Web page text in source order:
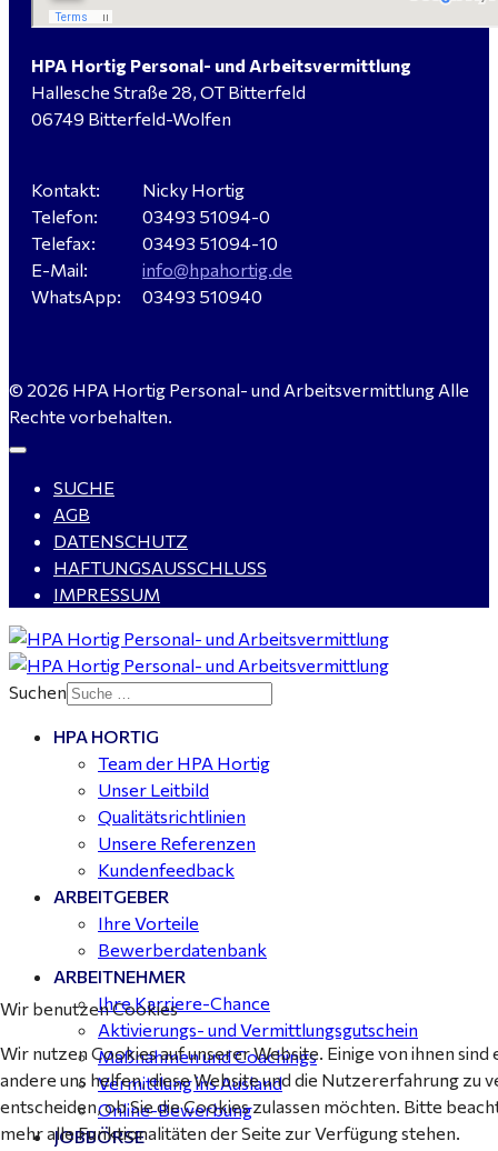
Planung / Überwachung - Bitterfeld-Wolfen
Hausmeister (m/w/d) für ein festes Objekt in
Verkäufer / Fachberater (m/w/d) - Baustoffe Fliesen -
für Dessau-Roßlau gesucht
gesucht - ab 4.500,00 €
WIG-Schweißer / Vorrichter (m/w/d) Anlagen- und
Rohrleitungsbau - Tagschicht - Leuna ab 20 €
gesucht für Halle (Saale) - ab 4.000 €
Buchhalter (m/w/d) für Halle (Saale) gesucht - TZ 20-
HPA Hortig Personal- und Arbeitsvermittlung
Hallesche Straße 28, OT Bitterfeld
06749 Bitterfeld-Wolfen
Kontakt:
Telefon:
Telefax:
E-Mail:
WhatsApp:
Nicky Hortig
03493 51094-0
03493 51094-10
info@hpahortig.de
03493 510940
© 2026 HPA Hortig Personal- und Arbeitsvermittlung Alle
Rechte vorbehalten.
SUCHE
AGB
DATENSCHUTZ
HAFTUNGSAUSSCHLUSS
IMPRESSUM
Suchen
HPA HORTIG
Team der HPA Hortig
Unser Leitbild
Qualitätsrichtlinien
Unsere Referenzen
Kundenfeedback
ARBEITGEBER
Ihre Vorteile
Bewerberdatenbank
ARBEITNEHMER
Ihre Karriere-Chance
Aktivierungs- und Vermittlungsgutschein
Maßnahmen und Coachings
Vermittlung ins Ausland
Online-Bewerbung
JOBBÖRSE
Wir benutzen Cookies
Wir nutzen Cookies auf unserer Website. Einige von ihnen
andere uns helfen, diese Website und die Nutzererfahrung zu
entscheiden, ob Sie die Cookies zulassen möchten. Bitte
mehr alle Funktionalitäten der Seite zur Verfügung stehen.